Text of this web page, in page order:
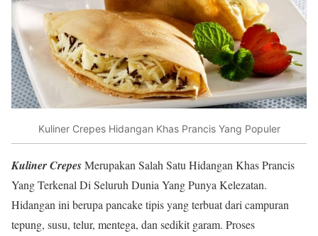
Kuliner Crepes Hidangan Khas Prancis Yang Populer
Kuliner CrepesMerupakan Salah Satu Hidangan Khas Prancis
Yang Terkenal Di Seluruh Dunia Yang Punya Kelezatan.
Hidangan ini berupa pancake tipis yang terbuat dari campuran
tepung, susu, telur, mentega, dan sedikit garam. Proses